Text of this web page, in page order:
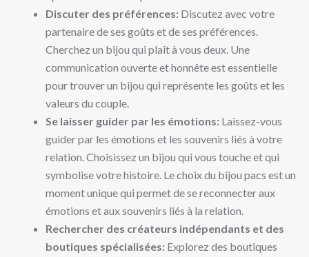
Discuter des préférences: Discutez avec votre
partenaire de ses goûts et de ses préférences.
Cherchez un bijou qui plaît à vous deux. Une
communication ouverte et honnête est essentielle
pour trouver un bijou qui représente les goûts et les
valeurs du couple.
Se laisser guider par les émotions: Laissez-vous
guider par les émotions et les souvenirs liés à votre
relation. Choisissez un bijou qui vous touche et qui
symbolise votre histoire. Le choix du bijou pacs est un
moment unique qui permet de se reconnecter aux
émotions et aux souvenirs liés à la relation.
Rechercher des créateurs indépendants et des
boutiques spécialisées: Explorez des boutiques